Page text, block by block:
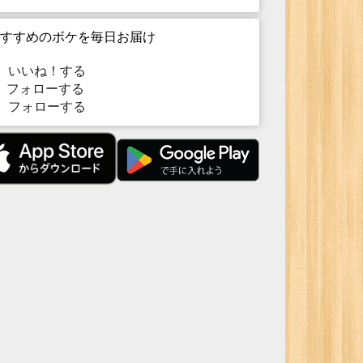
すめのボケを毎日お届け
いいね！する
ォローする
フォローする